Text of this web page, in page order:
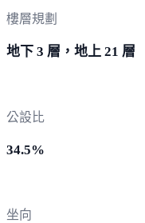
樓層規劃
地下 3 層，地上 21 層
公設比
34.5%
坐向